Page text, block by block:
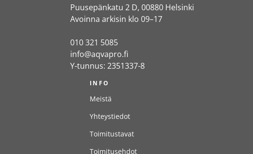
Puusepänkatu 2 D, 00880 Helsinki
Avoinna arkisin klo 09–17
010 321 5085
info@aqvapro.fi
Y-tunnus: 2351337-8
INFO
Meistä
Yhteystiedot
Toimitustavat
Toimitusehdot